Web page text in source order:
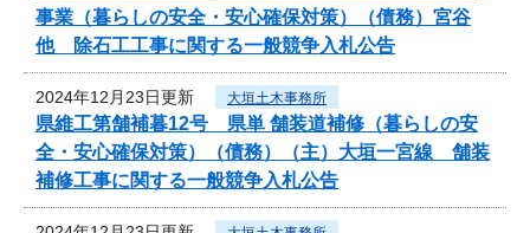
事業（暮らしの安全・安心確保対策）（債務）宮谷
他 除石工工事に関する一般競争入札公告
2024年12月23日更新 大垣土木事務所
県維工第舗補暮12号 県単 舗装道補修（暮らしの安
全・安心確保対策）（債務）（主）大垣一宮線 舗装
補修工事に関する一般競争入札公告